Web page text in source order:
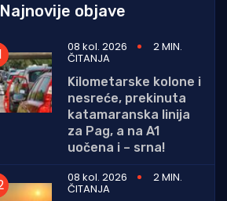
Najnovije objave
08 kol. 2026 2 MIN.
ČITANJA
Kilometarske kolone i
nesreće, prekinuta
katamaranska linija
za Pag, a na A1
uočena i – srna!
08 kol. 2026
2 MIN.
ČITANJA